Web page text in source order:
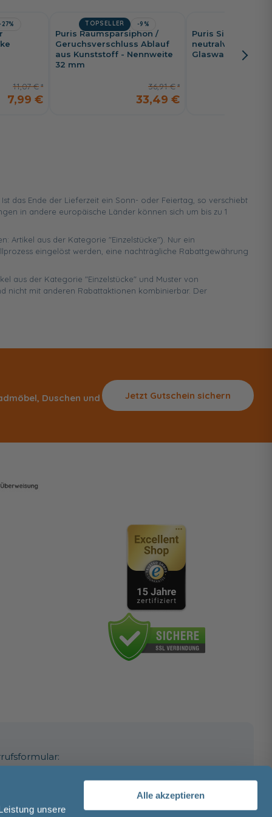
unsere
Alle akzeptieren
11,07 €
7,99 €
TOPSELLER -9%
Puris Raumsparsiphon /
Geruchsverschluss Ablauf
aus Kunststoff - Nennweite
32 mm
36,91 €
33,49 €
Puris Silikon
Glaswaschtische
das Ende der Lieferzeit ein Sonn- oder Feiertag, so verschiebt
in andere europäische Länder können sich um bis zu 1
Artikel aus der Kategorie "Einzelstücke"). Nur ein
eingelöst werden, eine nachträgliche Rabattgewährung
aus der Kategorie "Einzelstücke" und Muster von
nicht mit anderen Rabattaktionen kombinierbar. Der
Duschen und
Jetzt Gutschein sichern